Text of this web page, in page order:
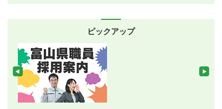
ピックアップ